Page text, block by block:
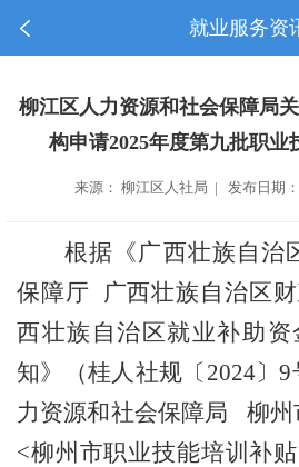
就业服务资
柳江区人力资源和社会保障局
构申请2025年度第九批职业
来源： 柳江区人社局 | 发布日期
根据《广西壮族自治
保障厅
广西壮族自治区
西壮族自治区就业补助资
知》（桂人社规〔 2024〕9
力资源和社会保障局
柳州
<柳州市职业技能培训补